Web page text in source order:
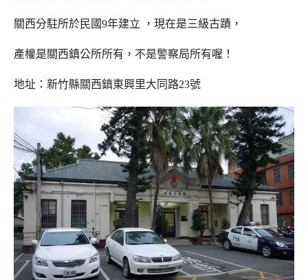
關西分駐所於民國9年建立 ，現在是三級古蹟，
產權是關西鎮公所所有，不是警察局所有喔！
地址：新竹縣關西鎮東興里大同路23號